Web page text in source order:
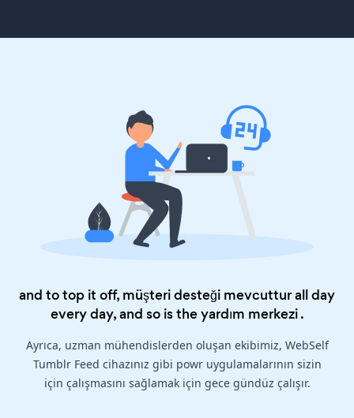
and to top it off, müşteri desteği mevcuttur all day
every day, and so is theyardım merkezi.
Ayrıca, uzman mühendislerden oluşan ekibimiz, WebSelf
Tumblr Feed cihazınız gibi powr uygulamalarının sizin
için çalışmasını sağlamak için gece gündüz çalışır.